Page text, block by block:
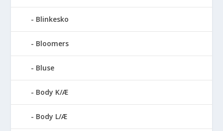
Blinkesko
Bloomers
Bluse
Body K/Æ
Body L/Æ